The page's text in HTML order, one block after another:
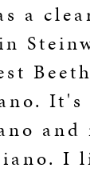
郎
艾
a
It's
I